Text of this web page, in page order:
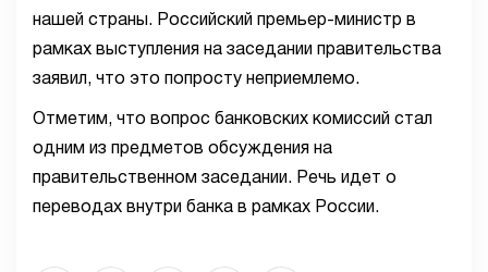
нашей страны. Российский премьер-министр в
рамках выступления на заседании правительства
заявил, что это попросту неприемлемо.
Отметим, что вопрос банковских комиссий стал
одним из предметов обсуждения на
правительственном заседании. Речь идет о
переводах внутри банка в рамках России.